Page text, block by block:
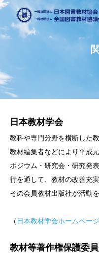
日本教材学会
教科や専門分野を横断した
教材編集者などにより平成
ポジウム・研究会・研究発
行を通して、教材の改善充
その会員教材出版社が活動
（ 日本教材学会ホームページ
教材等著作権保護委